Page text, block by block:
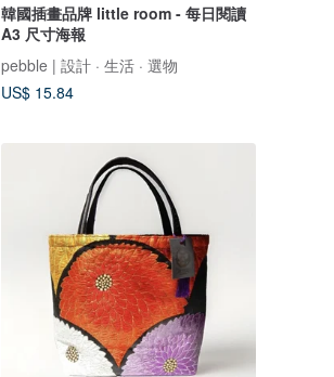
韓國插畫品牌 little room - 每日閱讀
A3 尺寸海報
pebble | 設計 · 生活 · 選物
US$ 15.84